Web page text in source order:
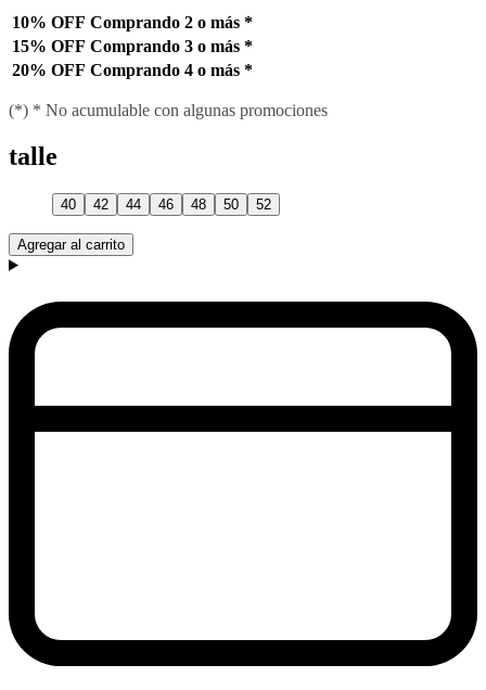
10% OFF Comprando 2 o más *
15% OFF Comprando 3 o más *
20% OFF Comprando 4 o más *
(*) * No acumulable con algunas promociones
talle
40 42 44 46 48 50 52
Agregar al carrito